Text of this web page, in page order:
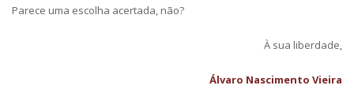
Parece uma escolha acertada, não?
À sua liberdade,
Álvaro Nascimento Vieira